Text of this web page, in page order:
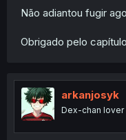
Não adiantou fugir
Obrigado pelo capítulo
arkanjosyk
Dex-chan lover